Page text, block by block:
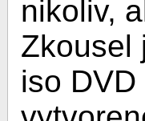
nikoliv,
Zkousel
iso